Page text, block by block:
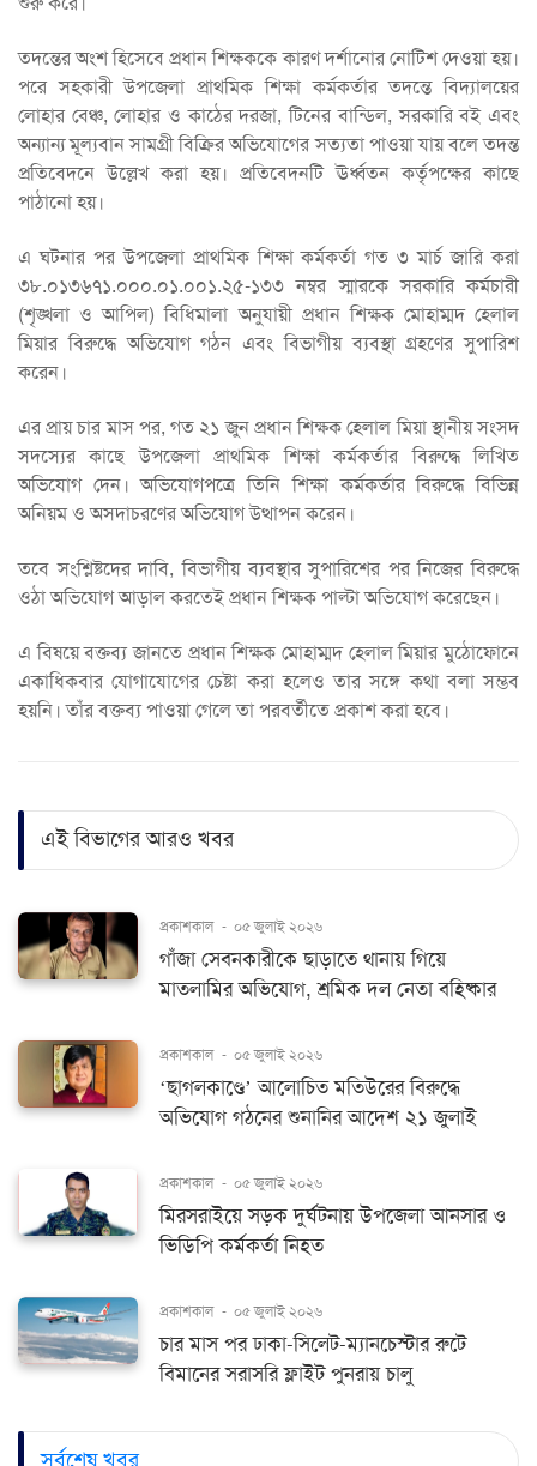
তদন্তের অংশ হিসেবে প্রধান শিক্ষককে কারণ দর্শানোর নোটিশ দেওয়া হয়।
পরে সহকারী উপজেলা প্রাথমিক শিক্ষা কর্মকর্তার তদন্তে বিদ্যালয়ের
লোহার বেঞ্চ, লোহার ও কাঠের দরজা, টিনের বান্ডিল, সরকারি বই এবং
অন্যান্য মূল্যবান সামগ্রী বিক্রির অভিযোগের সত্যতা পাওয়া যায় বলে তদন্ত
প্রতিবেদনে উল্লেখ করা হয়। প্রতিবেদনটি ঊর্ধ্বতন কর্তৃপক্ষের কাছে
পাঠানো হয়।
এ ঘটনার পর উপজেলা প্রাথমিক শিক্ষা কর্মকর্তা গত ৩ মার্চ জারি করা
৩৮.০১৩৬৭১.০০০.০১.০০১.২৫-১৩৩ নম্বর স্মারকে সরকারি কর্মচারী
(শৃঙ্খলা ও আপিল) বিধিমালা অনুযায়ী প্রধান শিক্ষক মোহাম্মদ হেলাল
মিয়ার বিরুদ্ধে অভিযোগ গঠন এবং বিভাগীয় ব্যবস্থা গ্রহণের সুপারিশ
করেন।
এর প্রায় চার মাস পর, গত ২১ জুন প্রধান শিক্ষক হেলাল মিয়া স্থানীয় সংসদ
সদস্যের কাছে উপজেলা প্রাথমিক শিক্ষা কর্মকর্তার বিরুদ্ধে লিখিত
অভিযোগ দেন। অভিযোগপত্রে তিনি শিক্ষা কর্মকর্তার বিরুদ্ধে বিভিন্ন
অনিয়ম ও অসদাচরণের অভিযোগ উত্থাপন করেন।
তবে সংশ্লিষ্টদের দাবি, বিভাগীয় ব্যবস্থার সুপারিশের পর নিজের বিরুদ্ধে
ওঠা অভিযোগ আড়াল করতেই প্রধান শিক্ষক পাল্টা অভিযোগ করেছেন।
এ বিষয়ে বক্তব্য জানতে প্রধান শিক্ষক মোহাম্মদ হেলাল মিয়ার মুঠোফোনে
একাধিকবার যোগাযোগের চেষ্টা করা হলেও তার সঙ্গে কথা বলা সম্ভব
হয়নি। তাঁর বক্তব্য পাওয়া গেলে তা পরবর্তীতে প্রকাশ করা হবে।
এই বিভাগের আরও খবর
প্রকাশকাল - ০৫ জুলাই ২০২৬
গাঁজা সেবনকারীকে ছাড়াতে থানায় গিয়ে
মাতলামির অভিযোগ, শ্রমিক দল নেতা বহিষ্কার
প্রকাশকাল - ০৫ জুলাই ২০২৬
‘ছাগলকাণ্ডে’ আলোচিত মতিউরের বিরুদ্ধে
অভিযোগ গঠনের শুনানির আদেশ ২১ জুলাই
প্রকাশকাল - ০৫ জুলাই ২০২৬
মিরসরাইয়ে সড়ক দুর্ঘটনায় উপজেলা আনসার ও
ভিডিপি কর্মকর্তা নিহত
প্রকাশকাল - ০৫ জুলাই ২০২৬
চার মাস পর ঢাকা-সিলেট-ম্যানচেস্টার রুটে
বিমানের সরাসরি ফ্লাইট পুনরায় চালু
সর্বশেষ খবর